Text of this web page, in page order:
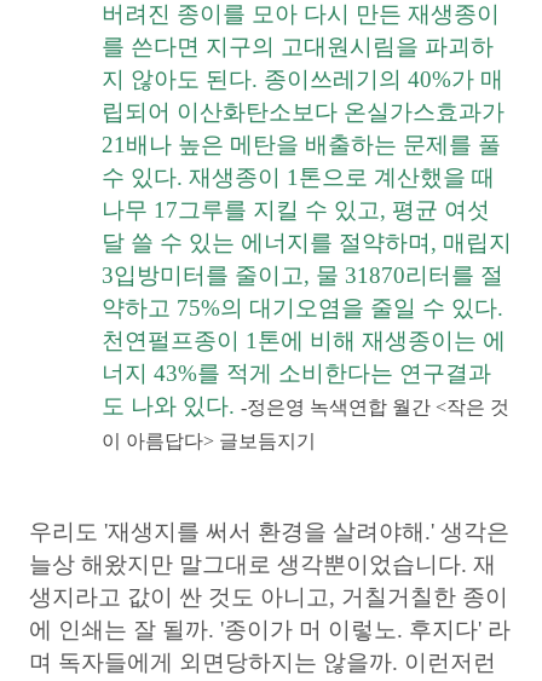
버려진 종이를 모아 다시 만든 재생종이
를 쓴다면 지구의 고대원시림을 파괴하
지 않아도 된다. 종이쓰레기의 40%가 매
립되어 이산화탄소보다 온실가스효과가
21배나 높은 메탄을 배출하는 문제를 풀
수 있다. 재생종이 1톤으로 계산했을 때
나무 17그루를 지킬 수 있고, 평균 여섯
달 쓸 수 있는 에너지를 절약하며, 매립지
3입방미터를 줄이고, 물 31870리터를 절
약하고 75%의 대기오염을 줄일 수 있다.
천연펄프종이 1톤에 비해 재생종이는 에
너지 43%를 적게 소비한다는 연구결과
도 나와 있다. -정은영 녹색연합 월간 <작은 것
이 아름답다> 글보듬지기
우리도 '재생지를 써서 환경을 살려야해.' 생각은
늘상 해왔지만 말그대로 생각뿐이었습니다. 재
생지라고 값이 싼 것도 아니고, 거칠거칠한 종이
에 인쇄는 잘 될까. '종이가 머 이렇노. 후지다' 라
며 독자들에게 외면당하지는 않을까. 이런저런